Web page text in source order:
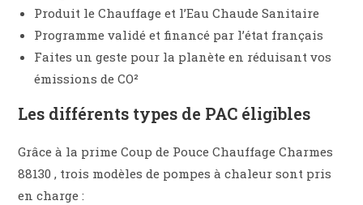
Produit le Chauffage et l’Eau Chaude Sanitaire
Programme validé et financé par l’état français
Faites un geste pour la planète en réduisant vos
émissions de CO²
Les différents types de PAC éligibles
Grâce à la prime Coup de Pouce Chauffage Charmes
88130 , trois modèles de pompes à chaleur sont pris
en charge :